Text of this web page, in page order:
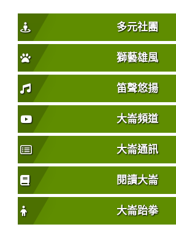
多元社團
獅藝雄風
笛聲悠揚
大崙頻道
大崙通訊
閱讀大崙
大崙跆拳